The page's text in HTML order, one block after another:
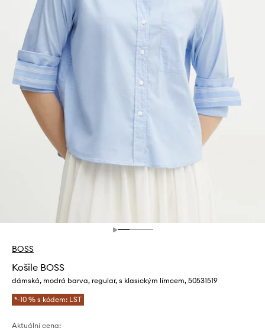
BOSS
Košile BOSS
dámská, modrá barva, regular, s klasickým límcem, 50531519
*-10 % s kódem: LST
Aktuální cena: